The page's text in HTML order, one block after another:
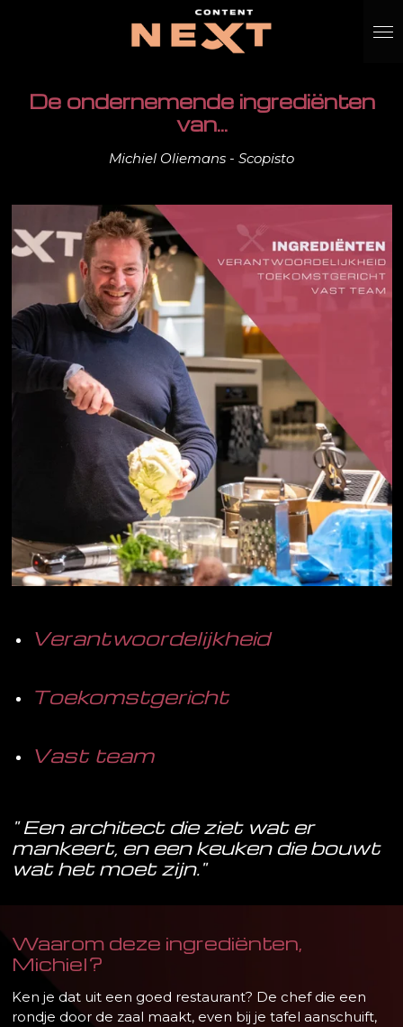
hoofdinhoud
De ondernemende ingrediënten
van...
Michiel Oliemans - Scopisto
Verantwoordelijkheid
Toekomstgericht
Vast team
" Een architect die ziet wat er
mankeert, en een keuken die bouwt
wat het moet zijn."
Waarom deze ingrediënten,
Michiel?
Ken je dat uit een goed restaurant? De chef die een
rondje door de zaal maakt, even bij je tafel aanschuift,